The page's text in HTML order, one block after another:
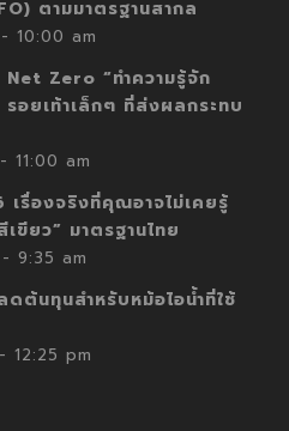
ตามมาตรฐานสากล
10:00 am
Zero “ทำความรู้จัก
อยเท้าเล็กๆ ที่ส่งผลกระทบ
11:00 am
เรื่องจริงที่คุณอาจไม่เคยรู้
ขียว” มาตรฐานไทย
9:35 am
ดต้นทุนสำหรับหม้อไอน้ำที่ใช้
12:25 pm